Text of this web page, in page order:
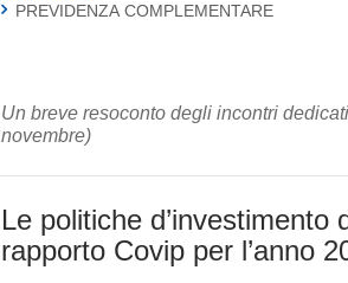
PREVIDENZA COMPLEMENTARE
Un breve resoconto degli incontri
novembre)
Le politiche
rapporto Covip per l’anno